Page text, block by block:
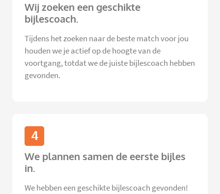
Wij zoeken een geschikte
bijlescoach.
Tijdens het zoeken naar de beste match voor jou
houden we je actief op de hoogte van de
voortgang, totdat we de juiste bijlescoach hebben
gevonden.
4
We plannen samen de eerste bijles
in.
We hebben een geschikte bijlescoach gevonden!